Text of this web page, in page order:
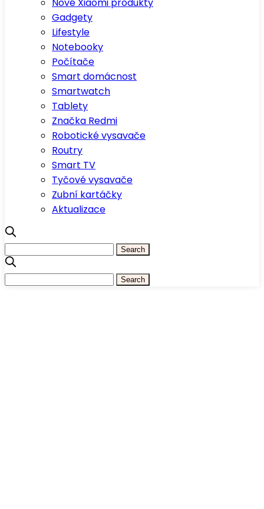
Gadgety
Lifestyle
Notebooky
Počítače
Smart domácnost
Smartwatch
Tablety
Značka Redmi
Robotické vysavače
Routry
Smart TV
Tyčové vysavače
Zubní kartáčky
Aktualizace